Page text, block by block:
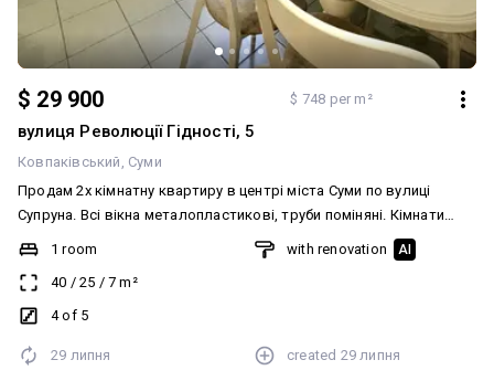
$ 29 900 $ 748 per m²
вулиця Революції Гідності, 5
Ковпаківський Суми
Продам 2х кімнатну квартиру в центрі міста Суми по вулиці
Супруна. Всі вікна металопластикові, труби поміняні. Кімнати
ізольовані. Є два підвали. Гарне місце розташування будинку.
Дзвоніть 0669559494 Світлана Ключі в агенції.
1 room
40 / 25 / 7 m²
4 of 5
with renovation AI
29 липня created 29 липня